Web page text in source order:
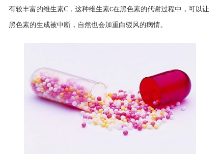
有较丰富的维生素C，这种维生素C在黑色素的代谢过程中，可以让
黑色素的生成被中断，自然也会加重白驳风的病情。